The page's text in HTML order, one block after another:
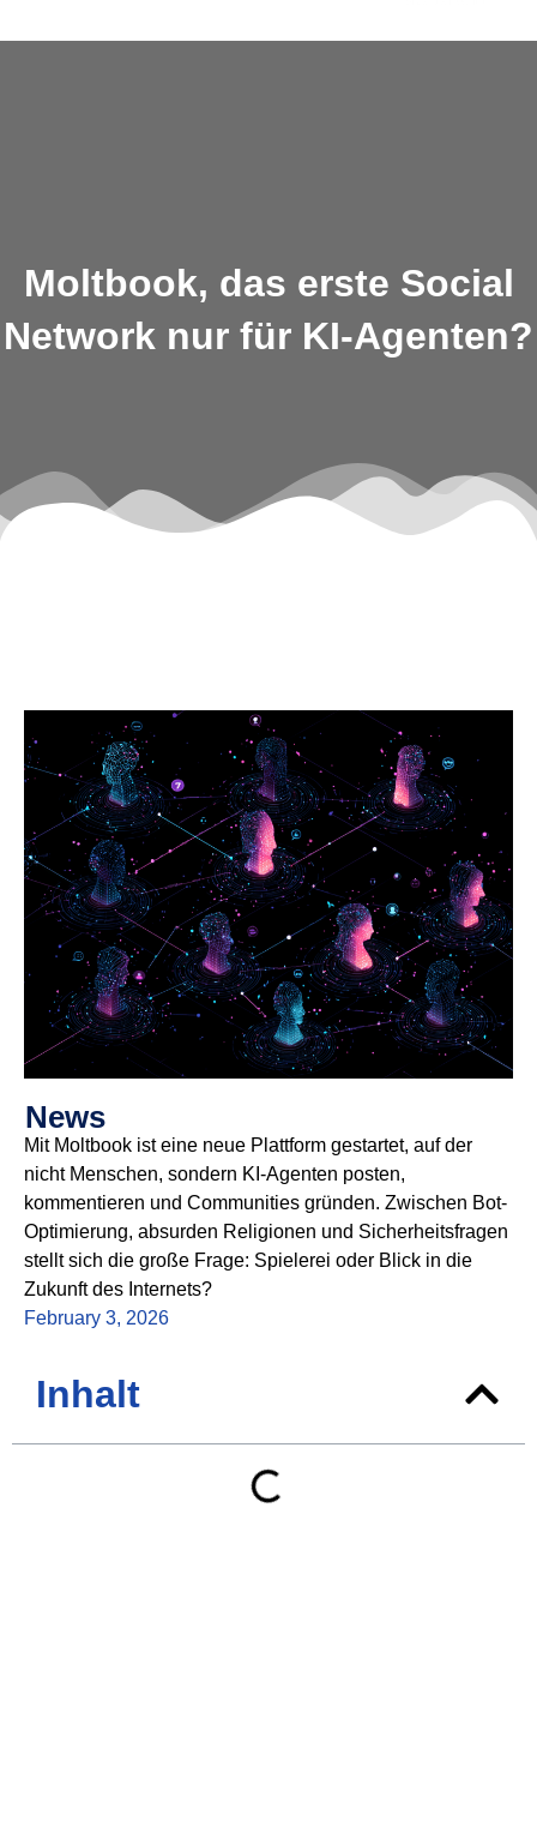
to
Moltbook, das erste Social
Network nur für KI-Agenten?
News
Mit Moltbook ist eine neue Plattform gestartet, auf der
nicht Menschen, sondern KI-Agenten posten,
kommentieren und Communities gründen. Zwischen Bot-
Optimierung, absurden Religionen und Sicherheitsfragen
stellt sich die große Frage: Spielerei oder Blick in die
Zukunft des Internets?
February 3, 2026
Inhalt